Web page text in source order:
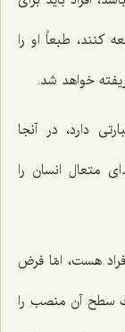
كنند، طبعاً او را
خواهد شد.
دارد، در آنجا
متعال انسان را
هست، امّا فرض
سطح آن منصب را